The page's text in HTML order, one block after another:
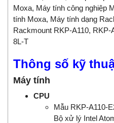
Moxa, Máy tính công nghiệp
tính Moxa, Máy tính dạng
Rackmount RKP-A110, RKP-
8L-T
Thông số kỹ
Máy tính
CPU
Mẫu RKP-A110-
Bộ xử lý Intel